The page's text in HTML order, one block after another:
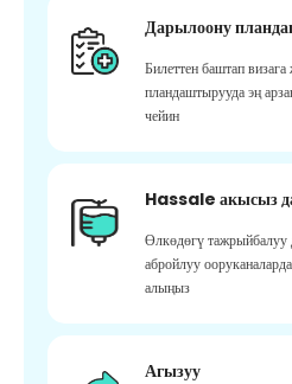
Дарылоону
Билеттен баштап
пландаштырууда эң
чейин
Hassale акысыз
Өлкөдөгү тажрыйбалуу
абройлуу
алыңыз
Агызуу